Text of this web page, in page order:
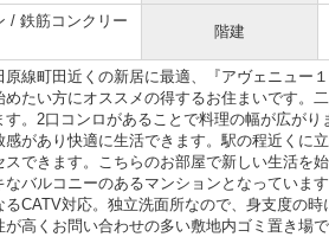
/ 鉄筋コンクリー
階建
原線町田近くの新居に最適、『アヴェニュー
めたい方にオススメの得するお住まいです。
す。2口コンロがあることで料理の幅が広がり
感があり快適に生活できます。駅の程近くに
スできます。こちらのお部屋で新しい生活を
なバルコニーのあるマンションとなっていま
るCATV対応。独立洗面所なので、身支度の
が高くお問い合わせの多い敷地内ゴミ置き場